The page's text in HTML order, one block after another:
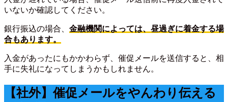
いないか確認してください。
銀行振込の場合、 金融機関によっては、昼過ぎに着金する場
合もあります。
入金があったにもかかわらず、催促メールを送信すると、相
手に失礼になってしまうかもしれません。
【社外】催促メールをやんわり伝える